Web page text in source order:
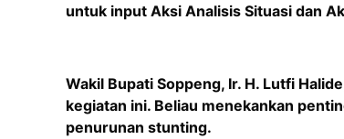
untuk input Aksi Analisis Situasi dan
Wakil Bupati Soppeng, Ir. H. Lutfi
kegiatan ini. Beliau menekankan
penurunan stunting.